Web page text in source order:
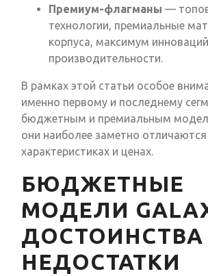
Премиум-флагманы —
технологии, премиальные
корпуса, максимум
производительности.
В рамках этой статьи особое
именно первому и последнему
бюджетным и премиальным
они наиболее заметно отличаются
характеристиках и ценах.
БЮДЖЕТНЫЕ
МОДЕЛИ
ДОСТОИНСТВА
НЕДОСТАТКИ